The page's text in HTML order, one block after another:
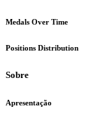
Medals Over Time
Positions Distribution
Sobre
Apresentação